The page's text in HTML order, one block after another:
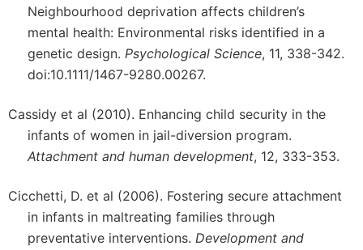
Neighbourhood deprivation affects children’s
mental health: Environmental risks identified in a
genetic design. Psychological Science, 11, 338-342.
doi:10.1111/1467-9280.00267.
Cassidy et al (2010). Enhancing child security in the
infants of women in jail-diversion program.
Attachment and human development, 12, 333-353.
Cicchetti, D. et al (2006). Fostering secure attachment
in infants in maltreating families through
preventative interventions. Development and